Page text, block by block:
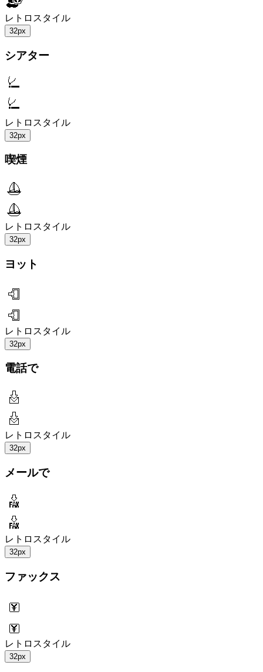
レトロスタイル
32px
シアター
レトロスタイル
32px
喫煙
レトロスタイル
32px
ヨット
レトロスタイル
32px
電話で
レトロスタイル
32px
メールで
レトロスタイル
32px
ファックス
レトロスタイル
32px